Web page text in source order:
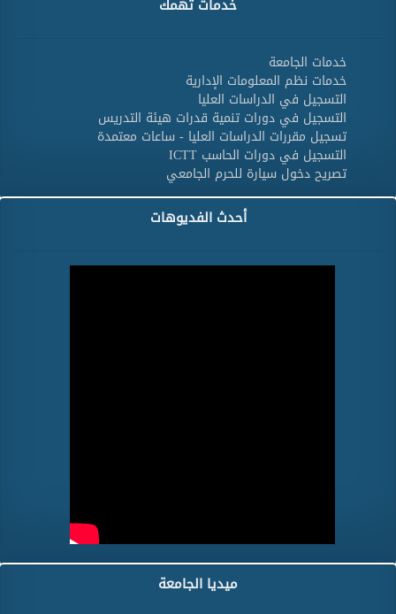
خدمات تهمك
خدمات الجامعة
خدمات نظم المعلومات الإدارية
التسجيل في الدراسات العليا
التسجيل في دورات تنمية قدرات هيئة التدريس
تسجيل مقررات الدراسات العليا - ساعات معتمدة
التسجيل في دورات الحاسب ICTT
تصريح دخول سيارة للحرم الجامعي
أحدث الفديوهات
ميديا الجامعة